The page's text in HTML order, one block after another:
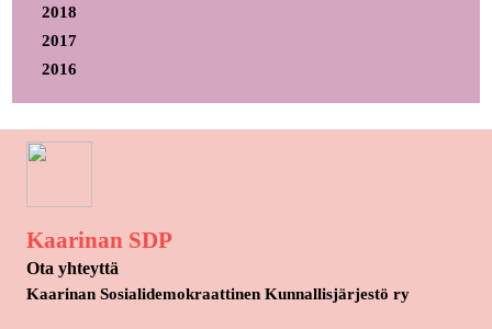
2018
2017
2016
Kaarinan SDP
Ota yhteyttä
Kaarinan Sosialidemokraattinen Kunnallisjärjestö ry